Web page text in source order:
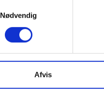
Nødvendig
Afvis